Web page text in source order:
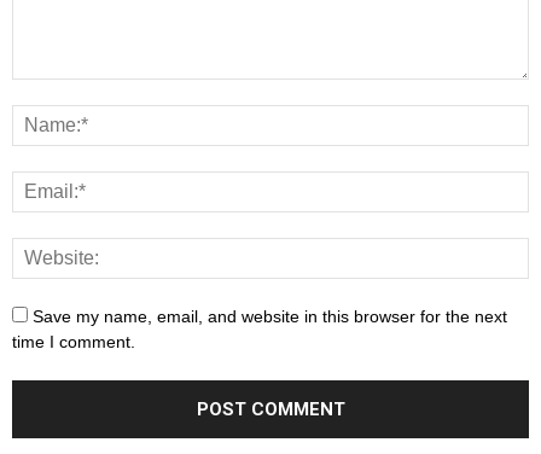
Save my name, email, and website in this browser for the next
time I comment.